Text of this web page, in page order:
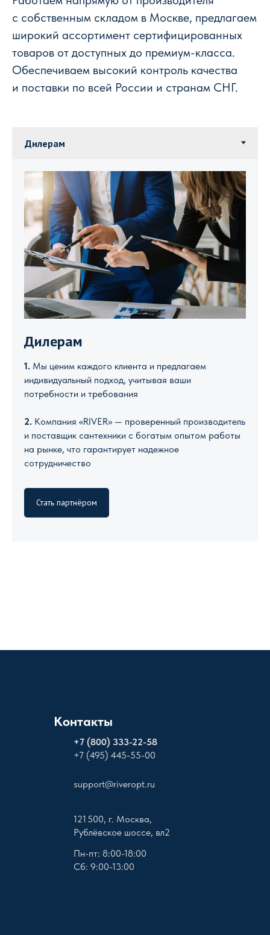
с собственным складом в Москве, предлагаем
широкий ассортимент сертифицированных
товаров от доступных до премиум-класса.
Обеспечиваем высокий контроль качества
и поставки по всей России и странам СНГ.
Дилерам
1. Мы ценим каждого клиента и предлагаем
индивидуальный подход, учитывая ваши
потребности и требования
2. Компания «RIVER» — проверенный производитель
и поставщик сантехники с богатым опытом работы
на рынке, что гарантирует надежное
сотрудничество
Стать партнёром
Контакты
+7 (800) 333-22-58
+7 (495) 445-55-00
support@riveropt.ru
121 500, г. Москва,
Рублёвское шоссе, вл2
Пн-пт: 8:00-18:00
Сб: 9:00-13:00